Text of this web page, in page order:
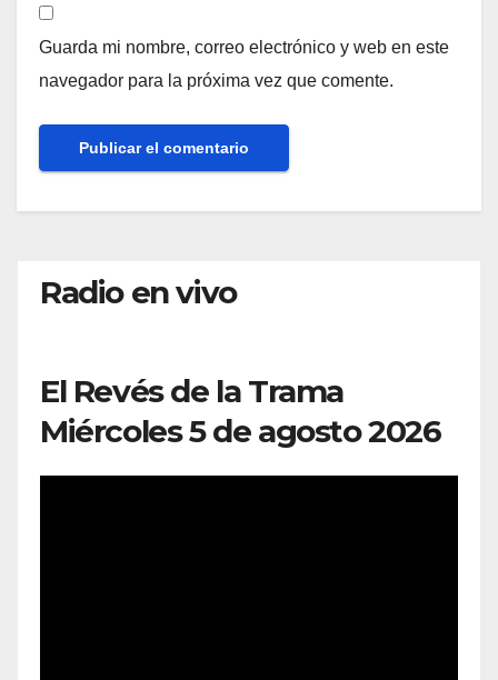
Guarda mi nombre, correo electrónico y web en este
navegador para la próxima vez que comente.
Radio en vivo
El Revés de la Trama
Miércoles 5 de agosto 2026